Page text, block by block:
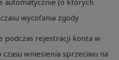
automatycznie (o których
wycofania zgody
podczas rejestracji konta w
wniesienia sprzeciwu na